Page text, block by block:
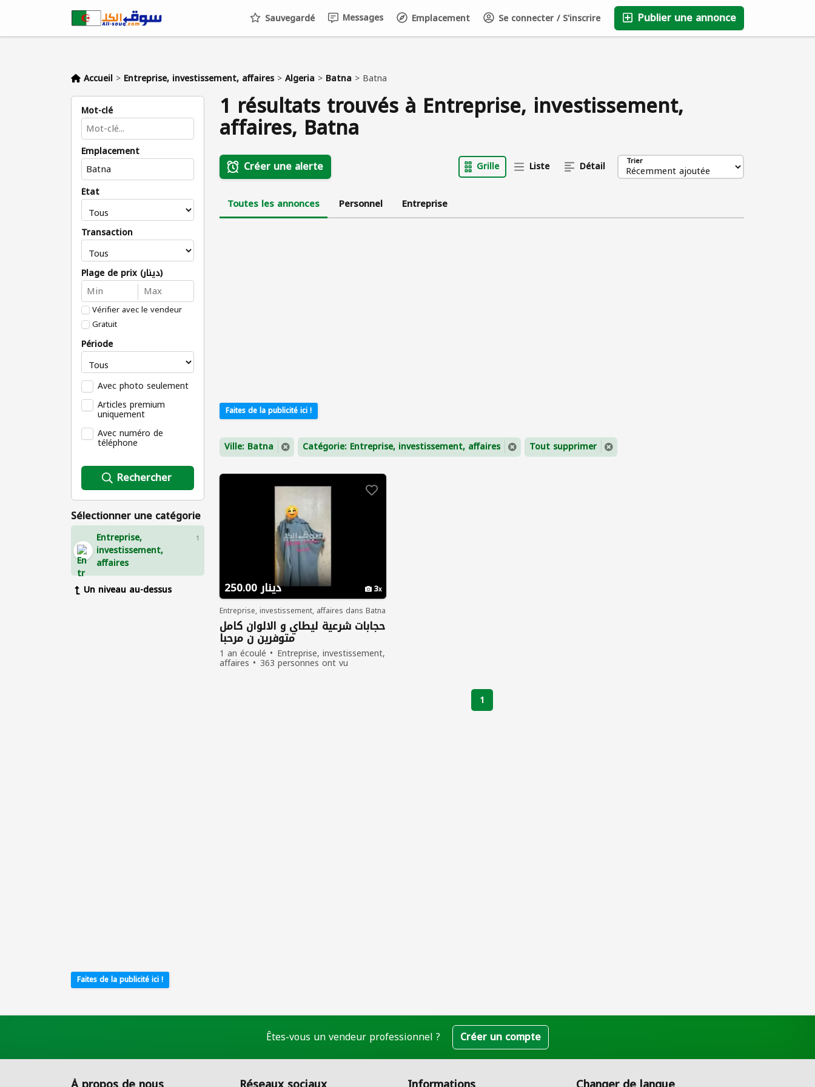
Publier une annonce
Se connecter / S'inscrire
Emplacement
Messages
Sauvegardé
Entreprises
Blog
FAQ
Sauvegardé 0
Accueil > Entreprise, investissement, affaires >Algeria > Batna > Batna
Mot-clé
Emplacement
État
Transaction
Plage de prix (دينار)
Vérifier avec le vendeur
Gratuit
Période
Avec photo seulement
Articles premium
uniquement
Avec numéro de
téléphone
Rechercher
Sélectionner une catégorie
Entreprise,
investissement,
affaires
1
Un niveau au-dessus
Faites de la publicité ici !
1 résultats trouvés à Entreprise, investissement,
affaires, Batna
Créer une alerte Grille Liste Détail Trier
Toutes les annonces Personnel Entreprise
Faites de la publicité ici !
Ville: Batna Catégorie: Entreprise, investissement, affaires Tout supprimer
250.00 دينار 3
Entreprise, investissement, affaires dans Batna
حجابات شرعية ليطاي و الالوان كامل
متوفرين ن مرحبا
1 an écoulé Entreprise, investissement,
affaires 363 personnes ont vu
1
Êtes-vous un vendeur professionnel ? Créer un compte